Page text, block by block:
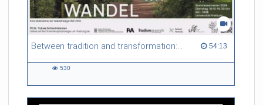
Between tradition and transformation: how owners, advisers and institutions co-create knowledge for resilient forests in Europe 54:13
54:13 duration
530